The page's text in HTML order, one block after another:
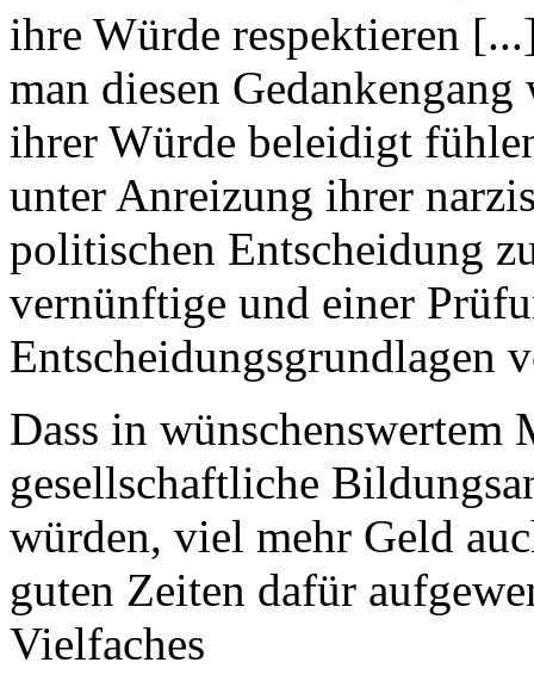
ihre Würde respektieren
man diesen
ihrer Würde beleidigt
unter Anreizung ihrer
politischen Entscheidung
vernünftige und einer
Entscheidungsgrundlagen
Dass in wünschenswertem
gesellschaftliche
würden, viel mehr Geld
guten Zeiten dafür
Vielfaches